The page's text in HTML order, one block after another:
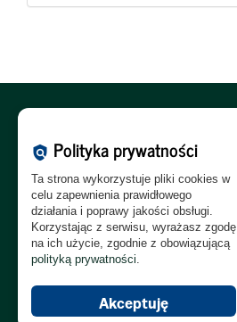
Polityka Prywatności:PL
Polityka RODO:PL|EN
policy Polityka prywatności
Ta strona wykorzystuje pliki cookies w
celu zapewnienia prawidłowego
działania i poprawy jakości obsługi.
Korzystając z serwisu, wyrażasz zgodę
na ich użycie, zgodnie z obowiązującą
polityką prywatności
Akceptuję